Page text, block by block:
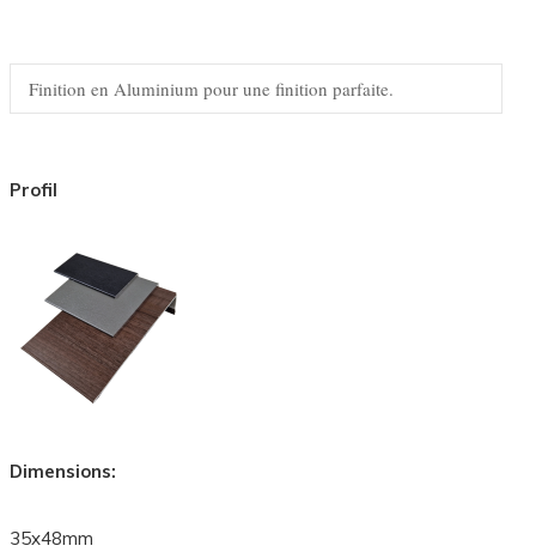
Finition en Aluminium pour une finition parfaite.
Profil
Dimensions:
35x48mm